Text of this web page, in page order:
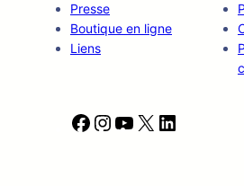
Presse
Boutique en ligne
Liens
F
I
Y
X